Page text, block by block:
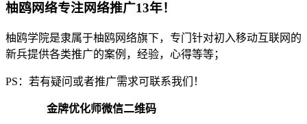
柚鸥网络专注网络推广13年！
柚鸥学院是隶属于柚鸥网络旗下，专门针对初入移动互联网的
新兵提供各类推广的案例，经验，心得等等；
PS：若有疑问或者推广需求可联系我们！
金牌优化师微信二维码